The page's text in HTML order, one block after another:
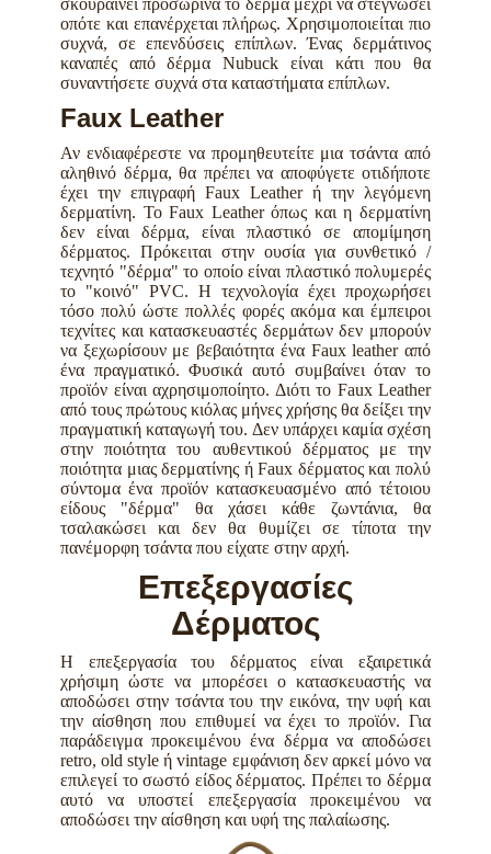
σκουραίνει προσωρινά το δέρμα μέχρι να στεγνώσει
οπότε και επανέρχεται πλήρως. Χρησιμοποιείται πιο
συχνά, σε επενδύσεις επίπλων. Ένας δερμάτινος
καναπές από δέρμα Nubuck είναι κάτι που θα
συναντήσετε συχνά στα καταστήματα επίπλων.
Faux Leather
Αν ενδιαφέρεστε να προμηθευτείτε μια τσάντα από
αληθινό δέρμα, θα πρέπει να αποφύγετε οτιδήποτε
έχει την επιγραφή Faux Leather ή την λεγόμενη
δερματίνη. Το Faux Leather όπως και η δερματίνη
δεν είναι δέρμα, είναι πλαστικό σε απομίμηση
δέρματος. Πρόκειται στην ουσία για συνθετικό /
τεχνητό "δέρμα" το οποίο είναι πλαστικό πολυμερές
το "κοινό" PVC. Η τεχνολογία έχει προχωρήσει
τόσο πολύ ώστε πολλές φορές ακόμα και έμπειροι
τεχνίτες και κατασκευαστές δερμάτων δεν μπορούν
να ξεχωρίσουν με βεβαιότητα ένα Faux leather από
ένα πραγματικό. Φυσικά αυτό συμβαίνει όταν το
προϊόν είναι αχρησιμοποίητο. Διότι το Faux Leather
από τους πρώτους κιόλας μήνες χρήσης θα δείξει την
πραγματική καταγωγή του. Δεν υπάρχει καμία σχέση
στην ποιότητα του αυθεντικού δέρματος με την
ποιότητα μιας δερματίνης ή Faux δέρματος και πολύ
σύντομα ένα προϊόν κατασκευασμένο από τέτοιου
είδους "δέρμα" θα χάσει κάθε ζωντάνια, θα
τσαλακώσει και δεν θα θυμίζει σε τίποτα την
πανέμορφη τσάντα που είχατε στην αρχή.
Επεξεργασίες
Δέρματος
Η επεξεργασία του δέρματος είναι εξαιρετικά
χρήσιμη ώστε να μπορέσει ο κατασκευαστής να
αποδώσει στην τσάντα του την εικόνα, την υφή και
την αίσθηση που επιθυμεί να έχει το προϊόν. Για
παράδειγμα προκειμένου ένα δέρμα να αποδώσει
retro, old style ή vintage εμφάνιση δεν αρκεί μόνο να
επιλεγεί το σωστό είδος δέρματος. Πρέπει το δέρμα
αυτό να υποστεί επεξεργασία προκειμένου να
αποδώσει την αίσθηση και υφή της παλαίωσης.